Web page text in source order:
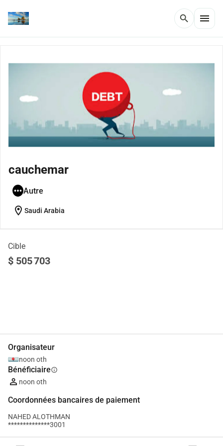
search menu
cauchemar
Autre
location_on Saudi Arabia
Cible
$ 505 703
Organisateur
noon oth
Bénéficiaireinfo
noon oth
Coordonnées bancaires de paiement
NAHED ALOTHMAN
**************3001